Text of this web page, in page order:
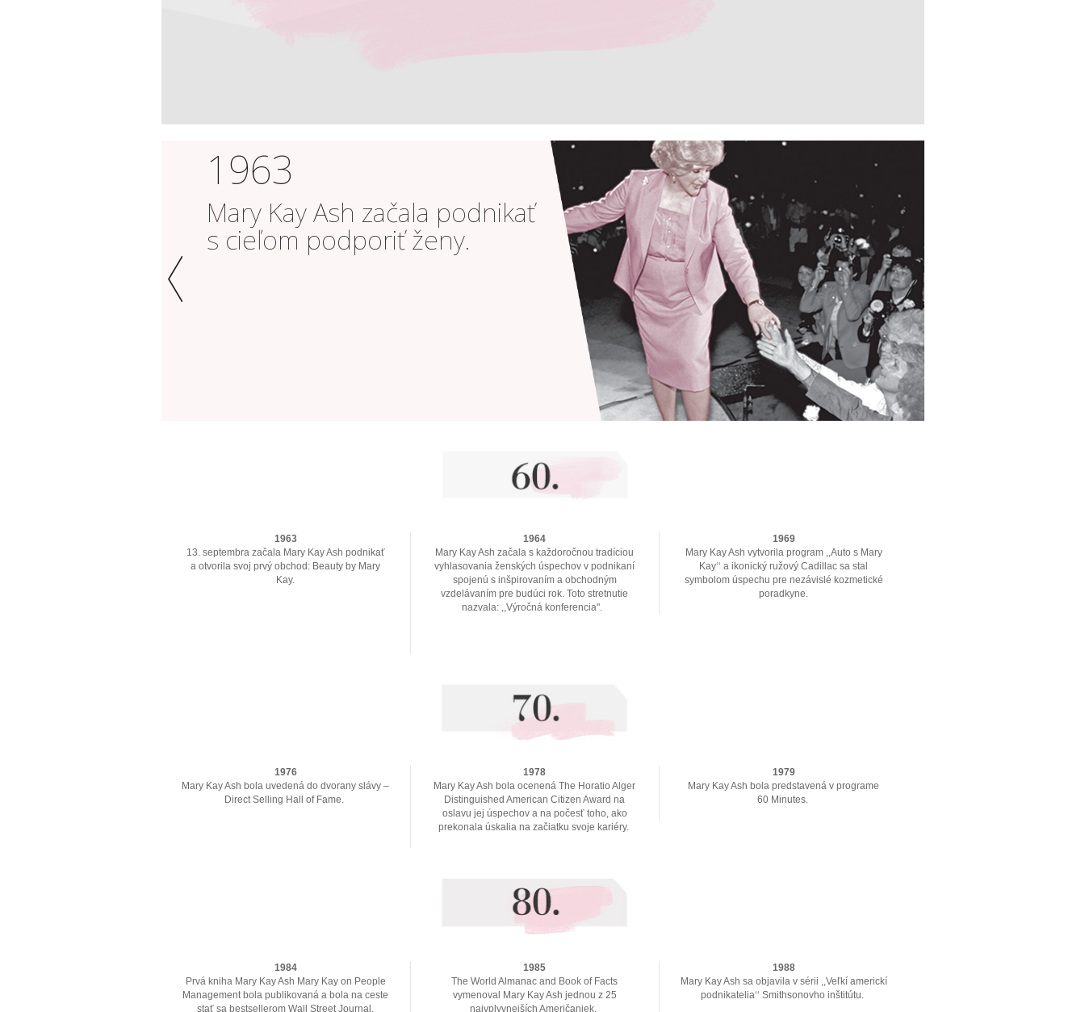
1963
Mary Kay Ash začala podnikať
s cieľom podporiť ženy.
1963
13. septembra začala Mary Kay Ash podnikať
a otvorila svoj prvý obchod: Beauty by Mary
Kay.
1964
Mary Kay Ash začala s každoročnou tradíciou
vyhlasovania ženských úspechov v podnikaní
spojenú s inšpirovaním a obchodným
vzdelávaním pre budúci rok. Toto stretnutie
nazvala: ,,Výročná konferencia".
1969
Mary Kay Ash vytvorila program ,,Auto s Mary
Kay‘‘ a ikonický ružový Cadillac sa stal
symbolom úspechu pre nezávislé kozmetické
poradkyne.
1976
Mary Kay Ash bola uvedená do dvorany slávy –
Direct Selling Hall of Fame.
1978
Mary Kay Ash bola ocenená The Horatio Alger
Distinguished American Citizen Award na
oslavu jej úspechov a na počesť toho, ako
prekonala úskalia na začiatku svoje kariéry.
1979
Mary Kay Ash bola predstavená v programe
60 Minutes.
1984
Prvá kniha Mary Kay Ash Mary Kay on People
Management bola publikovaná a bola na ceste
stať sa bestsellerom Wall Street Journal.
1985
The World Almanac and Book of Facts
vymenoval Mary Kay Ash jednou z 25
najvplyvnejších Američaniek.
1988
Mary Kay Ash sa objavila v sérii ,,Veľkí americkí
podnikatelia‘‘ Smithsonovho inštitútu.